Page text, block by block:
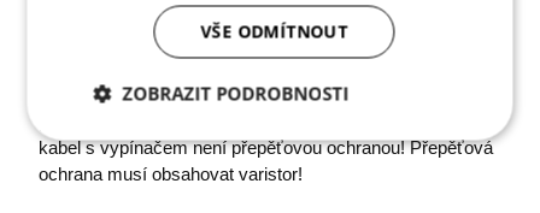
ochranu byste měli použít T3, kam patří
přepěťová
ochrana do zásuvky– ta může být na jedno zařízení,
zařízení. Pozor si však dejte na délku kabelu – neměla by
kabel s vypínačem není přepěťovou ochranou! Přepěťová
ochrana musí obsahovat varistor!
VŠE ODMÍTNOUT
ZOBRAZIT PODROBNOSTI
Nezbytně
nutné
soubory
Analytika Marketing